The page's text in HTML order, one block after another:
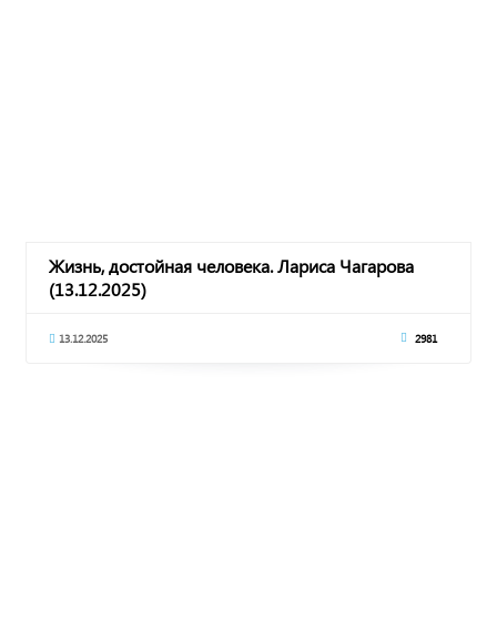
Жизнь, достойная человека. Лариса Чагарова
(13.12.2025)
13.12.2025 2981